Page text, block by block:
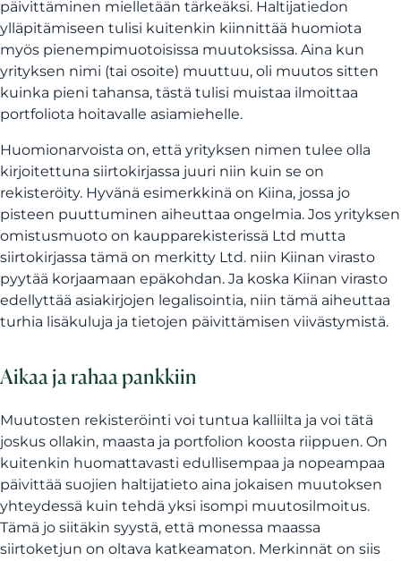
päivittäminen mielletään tärkeäksi. Haltijatiedon
ylläpitämiseen tulisi kuitenkin kiinnittää huomiota
myös pienempimuotoisissa muutoksissa. Aina kun
yrityksen nimi (tai osoite) muuttuu, oli muutos sitten
kuinka pieni tahansa, tästä tulisi muistaa ilmoittaa
portfoliota hoitavalle asiamiehelle.
Huomionarvoista on, että yrityksen nimen tulee olla
kirjoitettuna siirtokirjassa juuri niin kuin se on
rekisteröity. Hyvänä esimerkkinä on Kiina, jossa jo
pisteen puuttuminen aiheuttaa ongelmia. Jos yrityksen
omistusmuoto on kaupparekisterissä Ltd mutta
siirtokirjassa tämä on merkitty Ltd. niin Kiinan virasto
pyytää korjaamaan epäkohdan. Ja koska Kiinan virasto
edellyttää asiakirjojen legalisointia, niin tämä aiheuttaa
turhia lisäkuluja ja tietojen päivittämisen viivästymistä.
Aikaa ja rahaa pankkiin
Muutosten rekisteröinti voi tuntua kalliilta ja voi tätä
joskus ollakin, maasta ja portfolion koosta riippuen. On
kuitenkin huomattavasti edullisempaa ja nopeampaa
päivittää suojien haltijatieto aina jokaisen muutoksen
yhteydessä kuin tehdä yksi isompi muutosilmoitus.
Tämä jo siitäkin syystä, että monessa maassa
siirtoketjun on oltava katkeamaton. Merkinnät on siis